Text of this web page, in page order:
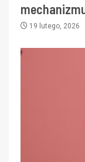
19 lutego, 2026